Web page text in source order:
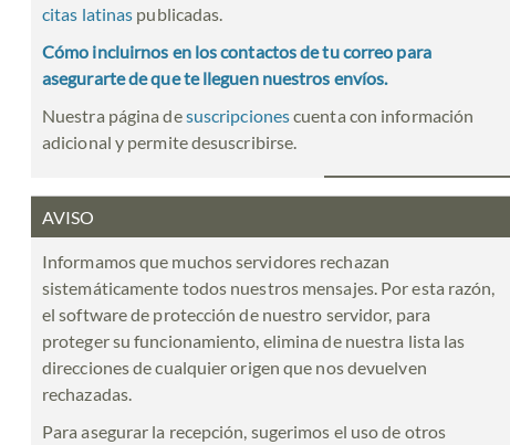
citas latinas publicadas.
Cómo incluirnos en los contactos de tu correo para
asegurarte de que te lleguen nuestros envíos.
Nuestra página desuscripcionescuenta con información
adicional y permite desuscribirse.
AVISO
Informamos que muchos servidores rechazan
sistemáticamente todos nuestros mensajes. Por esta razón,
el software de protección de nuestro servidor, para
proteger su funcionamiento, elimina de nuestra lista las
direcciones de cualquier origen que nos devuelven
rechazadas.
Para asegurar la recepción, sugerimos el uso de otros